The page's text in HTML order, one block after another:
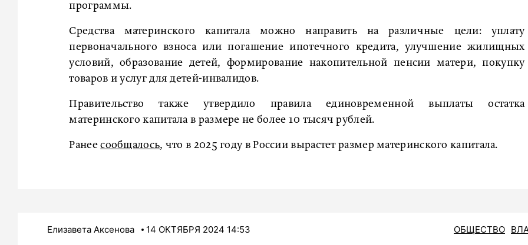
программы.
Средства материнского капитала можно направить на различные цели: уплату
первоначального взноса или погашение ипотечного кредита, улучшение жилищных
условий, образование детей, формирование накопительной пенсии матери, покупку
товаров и услуг для детей-инвалидов.
Правительство также утвердило правила единовременной выплаты остатка
материнского капитала в размере не более 10 тысяч рублей.
Ранеесообщалось, что в 2025 году в России вырастет размер материнского капитала.
Елизавета Аксенова 14 ОКТЯБРЯ 2024 14:53 ОБЩЕСТВО